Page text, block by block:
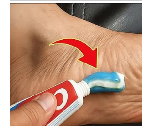
pomažu da testo dobije glatku meku
jogurt mleko,asve sezajedno
dobijekompaktna, ali savitljivamasa.
previšetvrdonilepljivo,već
dovoljno
elastičnodase lako oblikuje.
Nakon štoseumesi,testose
toplommestu, idealnopokriveno
okosatvremena.U tom vremenu,
počinjedadelujeukontaktus